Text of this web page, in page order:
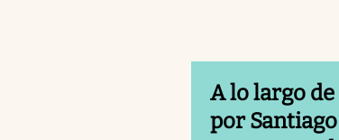
A lo largo
por